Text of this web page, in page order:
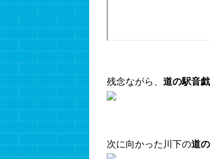
残念ながら、 道の駅音
次に向かった川下の道